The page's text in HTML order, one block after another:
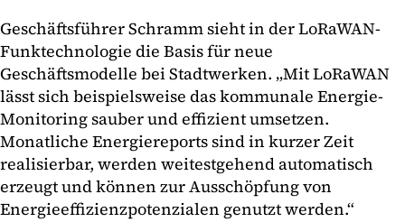
Geschäftsführer Schramm sieht in der LoRaWAN-
Funktechnologie die Basis für neue
Geschäftsmodelle bei Stadtwerken. „Mit LoRaWAN
lässt sich beispielsweise das kommunale Energie-
Monitoring sauber und effizient umsetzen.
Monatliche Energiereports sind in kurzer Zeit
realisierbar, werden weitestgehend automatisch
erzeugt und können zur Ausschöpfung von
Energieeffizienzpotenzialen genutzt werden.“